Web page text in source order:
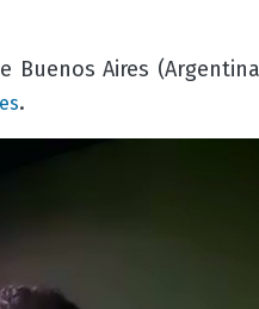
Buenos Aires
.